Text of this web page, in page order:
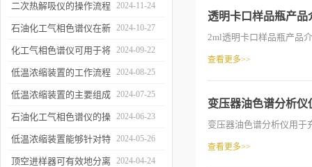
二次热解吸仪的操作流程
和使用注意事项
2024-11-24
石油化工气相色谱仪在新
材料、新产品的研发中的
应用
2024-10-27
化工气相色谱仪可用于将
样品引入色谱柱并推动分
离过程
2024-09-22
低温浓缩装置的工作流程
及使用注意事项
2024-08-25
低温浓缩装置的主要组成
部分及具体工作流程分析
2024-07-25
石油化工气相色谱仪的操
作要点详细分析
2024-06-23
低温浓缩装置能够针对特
定的目标组分进行有效浓
2024-05-26
顶空进样器可有效地分离 2024-04-24
透明卡口样品瓶产品
2ml透明卡口样品瓶产品
查看更多>>
变压器油色谱分析仪
变压器油色谱分析仪用于
查看更多>>